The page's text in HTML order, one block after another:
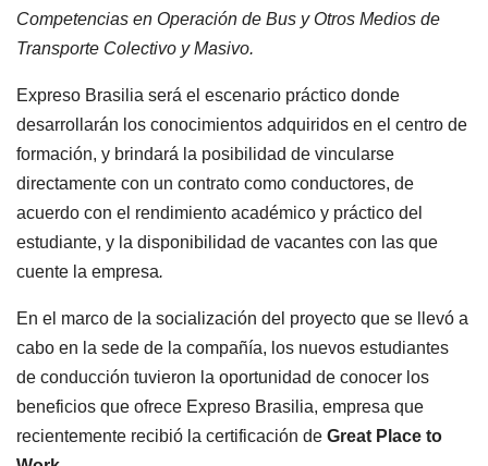
Competencias en Operación de Bus y Otros Medios de
Transporte Colectivo y Masivo.
Expreso Brasilia será el escenario práctico donde
desarrollarán los conocimientos adquiridos en el centro de
formación, y brindará la posibilidad de vincularse
directamente con un contrato como conductores, de
acuerdo con el rendimiento académico y práctico del
estudiante, y la disponibilidad de vacantes con las que
cuente la empresa.
En el marco de la socialización del proyecto que se llevó a
cabo en la sede de la compañía, los nuevos estudiantes
de conducción tuvieron la oportunidad de conocer los
beneficios que ofrece Expreso Brasilia, empresa que
recientemente recibió la certificación de Great Place to